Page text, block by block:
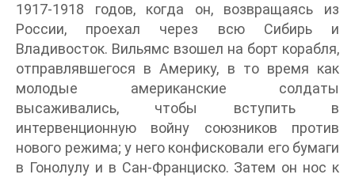
1917-1918 годов, когда он, возвращаясь из
России, проехал через всю Сибирь и
Владивосток. Вильямс взошел на борт корабля,
отправлявшегося в Америку, в то время как
молодые американские солдаты
высаживались, чтобы вступить в
интервенционную войну союзников против
нового режима; у него конфисковали его бумаги
в Гонолулу и в Сан-Франциско. Затем он нос к